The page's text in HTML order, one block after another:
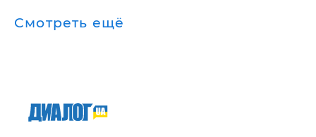
Смотреть ещё